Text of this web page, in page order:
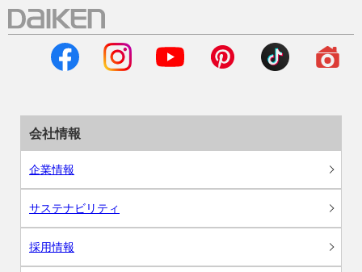
会社情報
企業情報
サステナビリティ
採用情報